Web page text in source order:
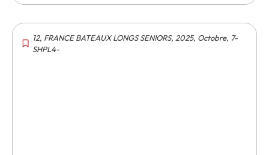
12, FRANCE BATEAUX LONGS SENIORS, 2025, Octobre, 7-
SHPL4-